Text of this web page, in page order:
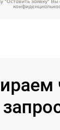
"Оставить заявку" Вы